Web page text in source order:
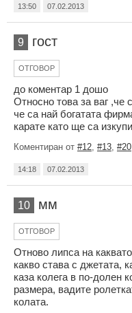
13:50 07.02.2013
9 гост
ОТГОВОР
до коментар 1 дошо
Относно това за ваг ,че
че са най богатата
карате като ще са
Коментиран от #12 #13 #20
14:18 07.02.2013
10 мм
ОТГОВОР
Отново липса на
какво става с джетата,
каза колега в по-долен
размера, вадите
колата.